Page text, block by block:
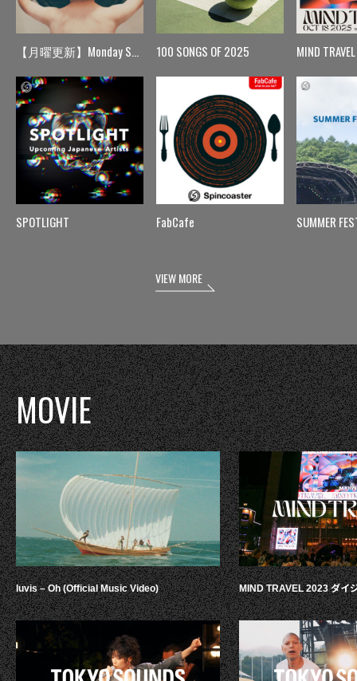
【月曜更新】Monday Spin
SPOTLIGHT
100 SONGS OF 2025
FabCafe
MIND TRAVEL
SUMMER
VIEW MORE
MOVIE
luvis – Oh (Official Music Video) MIND TRAVEL 2023 ダイ